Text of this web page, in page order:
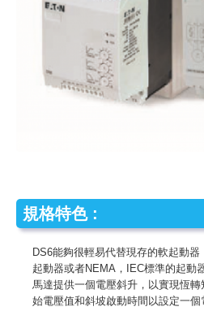
規格特色 :
DS6能夠很輕易代替現存的軟起動
起動器或者NEMA，IEC標準的起動
馬達提供一個電壓斜升，以實現恆
始電壓值和斜坡啟動時間以設定一個